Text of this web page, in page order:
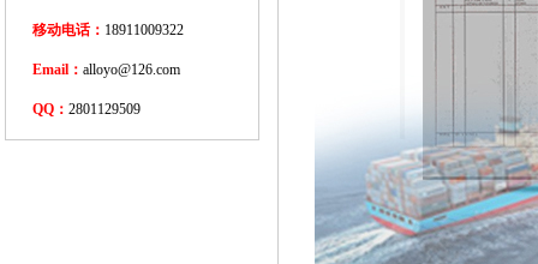
移动电话： 18911009322
Email： alloyo@126.com
QQ： 2801129509